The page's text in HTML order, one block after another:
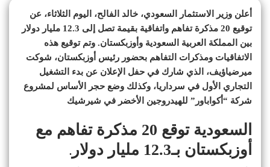
أعلن وزير الاستثمار السعودي، خالد الفالح، اليوم الثلاثاء، عن
توقيع 20 مذكرة تفاهم واتفاقية بقيمة تصل إلى 12.3 مليار دولار
بين المملكة العربية السعودية وأوزبكستان. وتم توقيع هذه
الاتفاقيات ومذكرات التفاهم بحضور رئيس أوزبكستان، شوكت
ميرضياؤيف، الذي شارك في حفل الإعلان عن بدء التشغيل
التجاري الأول في سرداريا، وكذلك وضع حجر الأساس لمشروع
شركة “أكواباور” للهيدروجين الأخضر في شيرشيك
السعودية توقع 20 مذكرة تفاهم مع
أوزبكستان بـ12.3 مليار دولار
.